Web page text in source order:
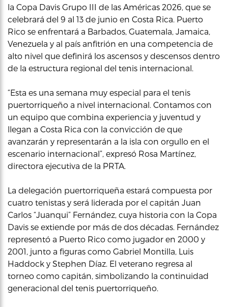
la Copa Davis Grupo III de las Américas 2026, que se
celebrará del 9 al 13 de junio en Costa Rica. Puerto
Rico se enfrentará a Barbados, Guatemala, Jamaica,
Venezuela y al país anfitrión en una competencia de
alto nivel que definirá los ascensos y descensos dentro
de la estructura regional del tenis internacional.
“Esta es una semana muy especial para el tenis
puertorriqueño a nivel internacional. Contamos con
un equipo que combina experiencia y juventud y
llegan a Costa Rica con la convicción de que
avanzarán y representarán a la isla con orgullo en el
escenario internacional”, expresó Rosa Martínez,
directora ejecutiva de la PRTA.
La delegación puertorriqueña estará compuesta por
cuatro tenistas y será liderada por el capitán Juan
Carlos “Juanqui” Fernández, cuya historia con la Copa
Davis se extiende por más de dos décadas. Fernández
representó a Puerto Rico como jugador en 2000 y
2001, junto a figuras como Gabriel Montilla, Luis
Haddock y Stephen Díaz. El veterano regresa al
torneo como capitán, simbolizando la continuidad
generacional del tenis puertorriqueño.